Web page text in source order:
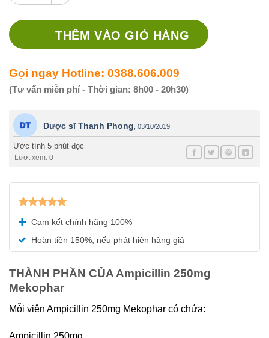
THÊM VÀO GIỎ HÀNG
Gọi ngay Hotline: 0388.606.009
(Tư vấn miễn phí - Thời gian: 8h00 - 20h30)
Dược sĩ Thanh Phong 03/10/2019
Ước tính 5 phút đọc
Lượt xem: 0
hạng5.00
5 sao
Cam kết chính hãng 100%
Hoàn tiền 150%, nếu phát hiện hàng giả
THÀNH PHẦN CỦA Ampicillin 250mg
Mekophar
Mỗi viên Ampicillin 250mg Mekophar có chứa: